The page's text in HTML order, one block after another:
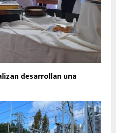
desarrollan una